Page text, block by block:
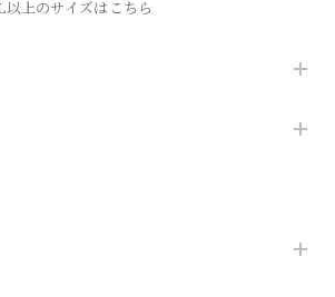
上のサイズはこちら